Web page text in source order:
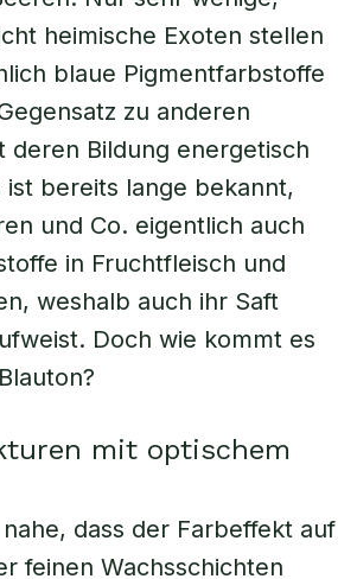
heimische Exoten stellen
blaue Pigmentfarbstoffe
zu anderen
deren Bildung energetisch
ist bereits lange bekannt,
und Co. eigentlich auch
in Fruchtfleisch und
weshalb auch ihr Saft
Doch wie kommt es
mit optischem
dass der Farbeffekt auf
feinen Wachsschichten